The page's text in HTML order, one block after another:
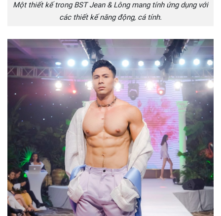
Một thiết kế trong BST Jean & Lông mang tính ứng dụng với
các thiết kế năng động, cá tính.